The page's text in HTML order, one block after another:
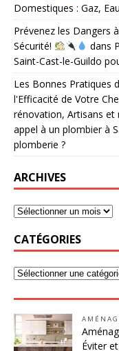
Domestiques : Gaz,
Prévenez les Dangers
Sécurité!
dans
Saint-Cast-le-Guildo
Les Bonnes Pratiques
l'Efficacité de Votre
rénovation, Artisans et
appel à un plombier à
plomberie ?
ARCHIVES
CATÉGORIES
Éviter